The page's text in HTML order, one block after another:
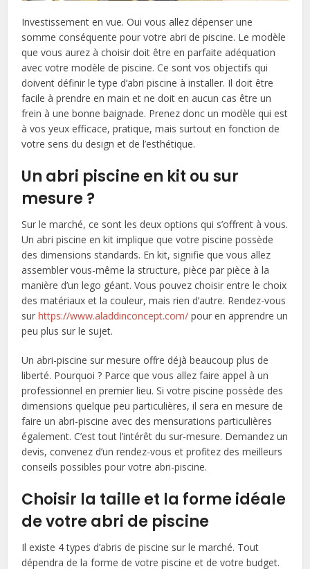
Investissement en vue. Oui vous allez dépenser une
somme conséquente pour votre abri de piscine. Le modèle
que vous aurez à choisir doit être en parfaite adéquation
avec votre modèle de piscine. Ce sont vos objectifs qui
doivent définir le type d’abri piscine à installer. Il doit être
facile à prendre en main et ne doit en aucun cas être un
frein à une bonne baignade. Prenez donc un modèle qui est
à vos yeux efficace, pratique, mais surtout en fonction de
votre sens du design et de l’esthétique.
Un abri piscine en kit ou sur
mesure ?
Sur le marché, ce sont les deux options qui s’offrent à vous.
Un abri piscine en kit implique que votre piscine possède
des dimensions standards. En kit, signifie que vous allez
assembler vous-même la structure, pièce par pièce à la
manière d’un lego géant. Vous pouvez choisir entre le choix
des matériaux et la couleur, mais rien d’autre. Rendez-vous
surhttps://www.aladdinconcept.com/ pour en apprendre un
peu plus sur le sujet.
Un abri-piscine sur mesure offre déjà beaucoup plus de
liberté. Pourquoi ? Parce que vous allez faire appel à un
professionnel en premier lieu. Si votre piscine possède des
dimensions quelque peu particulières, il sera en mesure de
faire un abri-piscine avec des mensurations particulières
également. C’est tout l’intérêt du sur-mesure. Demandez un
devis, convenez d’un rendez-vous et profitez des meilleurs
conseils possibles pour votre abri-piscine.
Choisir la taille et la forme idéale
de votre abri de piscine
Il existe 4 types d’abris de piscine sur le marché. Tout
dépendra de la forme de votre piscine et de votre budget.